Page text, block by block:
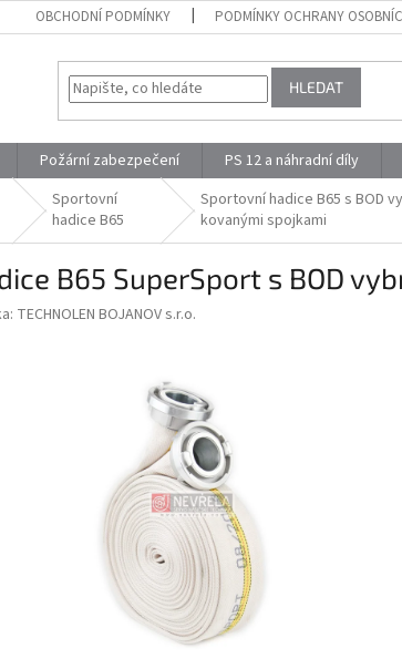
OBCHODNÍ PODMÍNKY PODMÍNKY OCHRANY
HLEDAT
Požární zabezpečení PS 12 a náhradní díly
Sportovní
hadice B65
Sportovní hadice B65 s BOD
kovanými spojkami
B65 SuperSport s BOD
TECHNOLEN BOJANOV s.r.o.